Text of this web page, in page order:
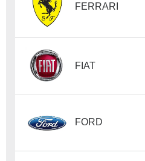
FERRARI
FIAT
FORD